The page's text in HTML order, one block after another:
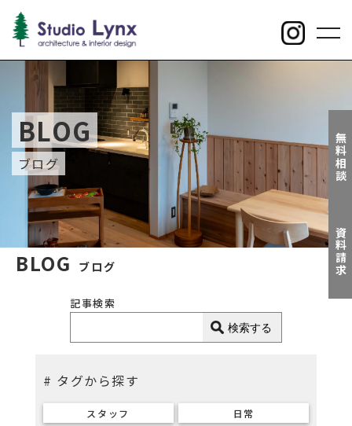
無料相談
資料請求
BLOG
ブログ
BLOG ブログ
記事検索
検索する
# タグから探す
スタッフ 日常